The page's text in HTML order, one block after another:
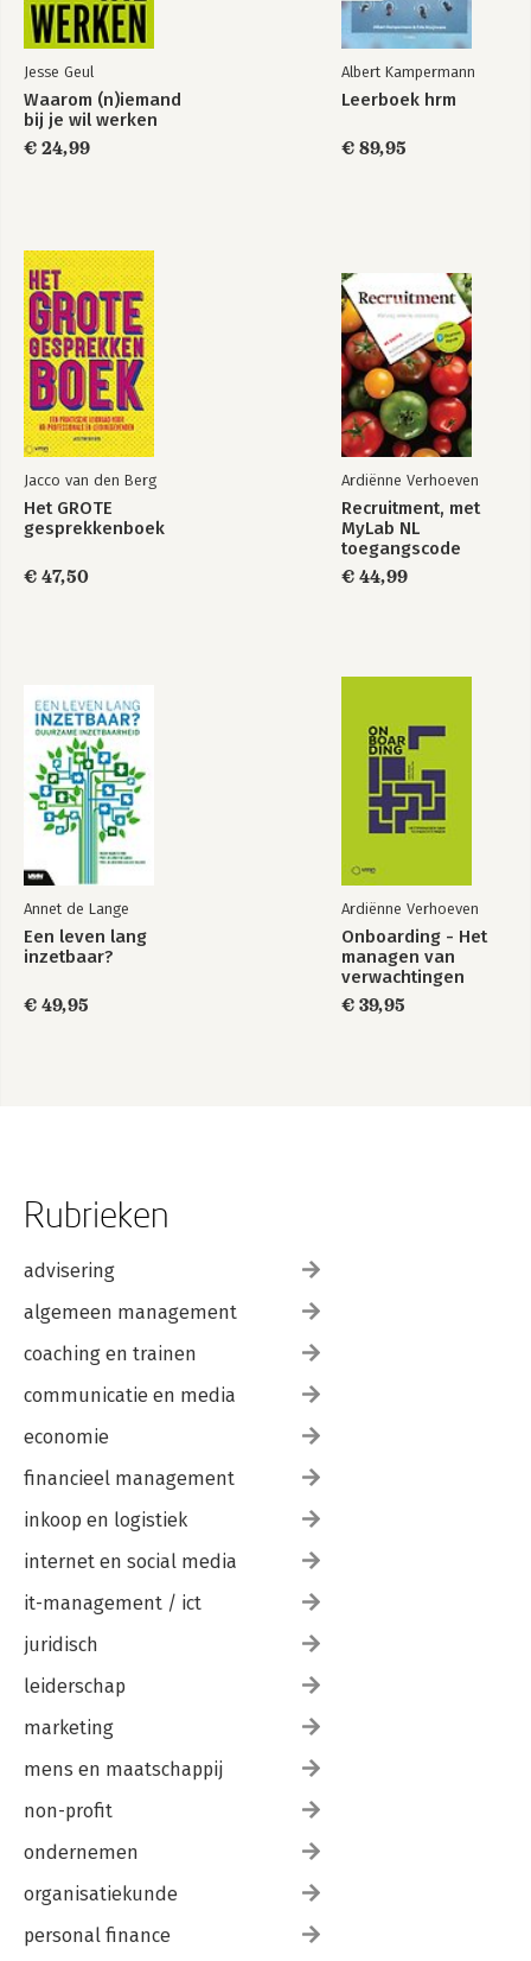
Jesse Geul
Waarom (n)iemand
bij je wil werken
€ 24,99
Albert Kampermann
Leerboek hrm
€ 89,95
Jacco van den Berg
Het GROTE
gesprekkenboek
€ 47,50
Ardiënne Verhoeven
Recruitment, met
MyLab NL
toegangscode
€ 44,99
Annet de Lange
Een leven lang
inzetbaar?
€ 49,95
Ardiënne Verhoeven
Onboarding - Het
managen van
verwachtingen
€ 39,95
Rubrieken
advisering
algemeen management
coaching en trainen
communicatie en media
economie
financieel management
inkoop en logistiek
internet en social media
it-management / ict
juridisch
leiderschap
marketing
mens en maatschappij
non-profit
ondernemen
organisatiekunde
personal finance